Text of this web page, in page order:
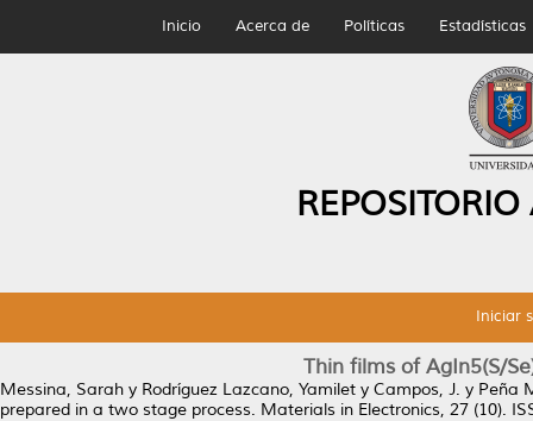
Inicio Acerca de Políticas Estadísticas
Iniciar
Thin films of AgIn5(S/
Messina, Sarah y Rodríguez Lazcano, Yamilet y Campos, J. y Peña
prepared in a two stage process. Materials in Electronics, 27 (10).